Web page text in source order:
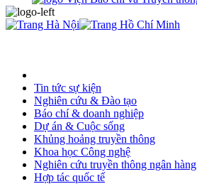
Tin tức sự kiện
Nghiên cứu & Đào tạo
Báo chí & doanh nghiệp
Dự án & Cuộc sống
Khủng hoảng truyền thông
Khoa học Công nghệ
Nghiên cứu truyền thông ngân hàng
Hợp tác quốc tế